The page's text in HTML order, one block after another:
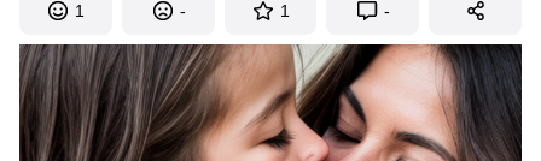
1 - 1 -